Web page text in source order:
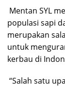
Mentan SYL
populasi sapi
merupakan
untuk
kerbau di
“Salah satu